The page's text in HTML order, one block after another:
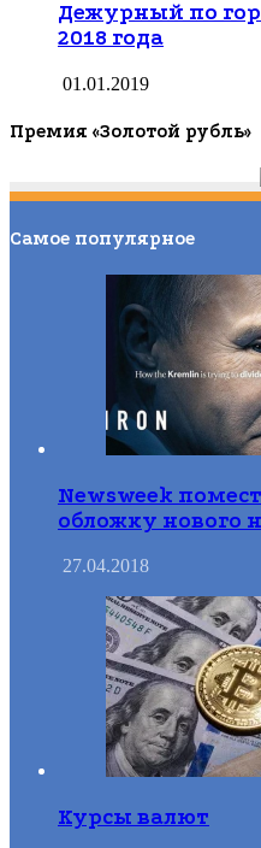
Дежурный по
2018 года
01.01.2019
Премия «Золотой рубль»
Самое популярное
Newsweek
обложку нового
27.04.2018
Курсы валют